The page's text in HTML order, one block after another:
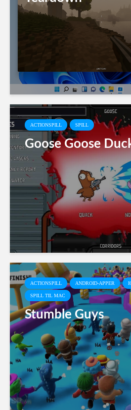
ACTIONSPILL SPILL
Goose Goose
ACTIONSPILL ANDROID-APPER
SPILL TIL MAC
Stumble Guys